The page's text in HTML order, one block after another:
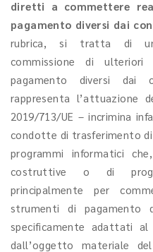
diretti a commettere
pagamento diversi dai
rubrica, si tratta di
commissione di
pagamento diversi
rappresenta l’attuazione
2019/713/UE – incrimina
condotte di trasferimento
programmi informatici
costruttive o di
principalmente per
strumenti di pagamento
specificamente adattati al
dall’oggetto materiale